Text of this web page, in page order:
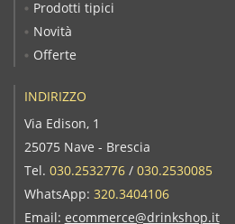
Prodotti tipici
Novità
Offerte
INDIRIZZO
Via Edison, 1
25075 Nave - Brescia
Tel. 030.2532776/ 030.2530085
WhatsApp: 320.3404106
Email: ecommerce@drinkshop.it